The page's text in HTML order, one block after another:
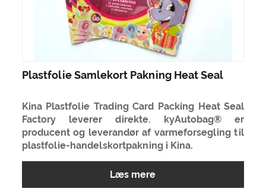
Plastfolie Samlekort Pakning Heat Seal
Kina Plastfolie Trading Card Packing Heat Seal
Factory leverer direkte. kyAutobag® er
producent og leverandør af varmeforsegling til
plastfolie-handelskortpakning i Kina.
Læs mere